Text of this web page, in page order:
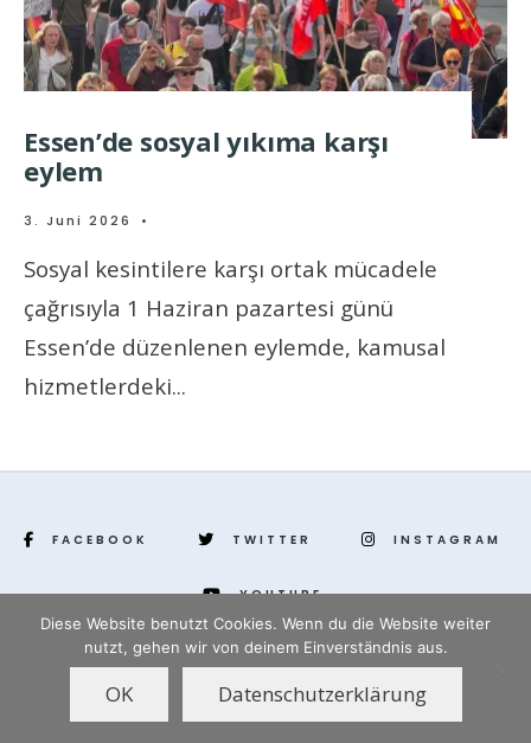
Essen’de sosyal yıkıma karşı
eylem
3. Juni 2026 •
Sosyal kesintilere karşı ortak mücadele
çağrısıyla 1 Haziran pazartesi günü
Essen’de düzenlenen eylemde, kamusal
hizmetlerdeki...
FACEBOOK TWITTER INSTAGRAM
YOUTUBE
www.yenihayat.de
↑
Diese Website benutzt Cookies. Wenn du die Website weiter
nutzt, gehen wir von deinem Einverständnis aus.
OK Datenschutzerklärung